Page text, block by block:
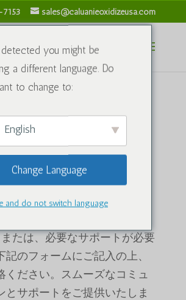
7153 sales@caluanieoxidizeusa.com
着しました!
い合わせください！
話、メール、ライブチャット
実な対応をさせていただきま
が24時間365日対応いたしま
または、必要なサポートが必要
記のフォームにご記入の上、
ください。スムーズなコミュ
とサポートをご提供いたしま
you might be
a different language. Do
to change to:
English
Change Language
and do not switch language